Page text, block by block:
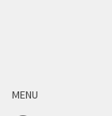
MENU